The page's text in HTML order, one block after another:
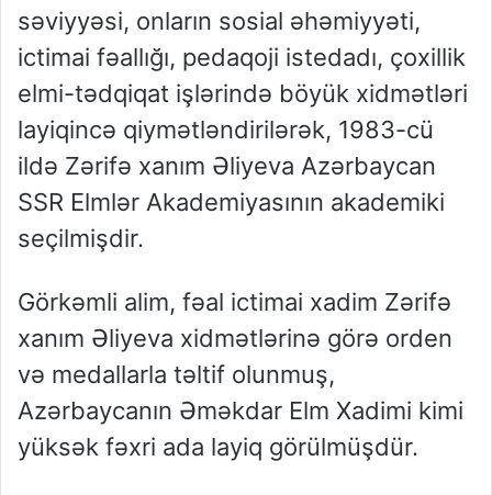
səviyyəsi, onların sosial əhəmiyyəti,
ictimai fəallığı, pedaqoji istedadı, çoxillik
elmi-tədqiqat işlərində böyük xidmətləri
layiqincə qiymətləndirilərək, 1983-cü
ildə Zərifə xanım Əliyeva Azərbaycan
SSR Elmlər Akademiyasının akademiki
seçilmişdir.
Görkəmli alim, fəal ictimai xadim Zərifə
xanım Əliyeva xidmətlərinə görə orden
və medallarla təltif olunmuş,
Azərbaycanın Əməkdar Elm Xadimi kimi
yüksək fəxri ada layiq görülmüşdür.